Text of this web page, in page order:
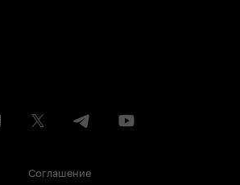
Соглашение